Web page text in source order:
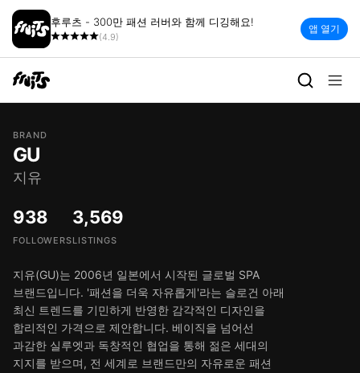
후루츠 - 300만 패션 러버와 함께 디깅해요!
(4.9)
앱 열기
BRAND
GU
지유
938
FOLLOWERS
3,569
LISTINGS
지유(GU)는 2006년 일본에서 시작된 글로벌 SPA
브랜드입니다. '패션을 더욱 자유롭게'라는 슬로건 아래
최신 트렌드를 기민하게 반영한 감각적인 디자인을
합리적인 가격으로 제안합니다. 베이직을 넘어선
과감한 실루엣과 독창적인 협업을 통해 젊은 세대의
지지를 받으며, 전 세계로 브랜드만의 자유로운 패션